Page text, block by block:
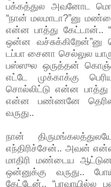
பக்கத்துல அவனோட
“நான் மலமாடா?”னு
என்ன பாத்து கேட்டான்..
ஒன்ன
டப்பா சைனா செல்லுல
பஸ்ஸுல ஒருத்தன்
எட்டே முக்காக்கு
சொல்லிட்டு என்ன பாத்து
என்ன பண்ணனே
வருது..
நான்
எந்திரிச்சேன்.. அவன்
மாதிரி மண்டைய
ஒன்னுக்கு வருது..
கேட்டேன்.. “பரவாயில்ல